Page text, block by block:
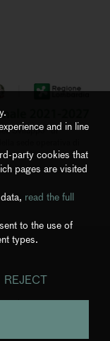
Sviluppo” di
sede operativa di
ed
and in line
party cookies that
pages are visited
read the full
to the use of
types.
REJECT